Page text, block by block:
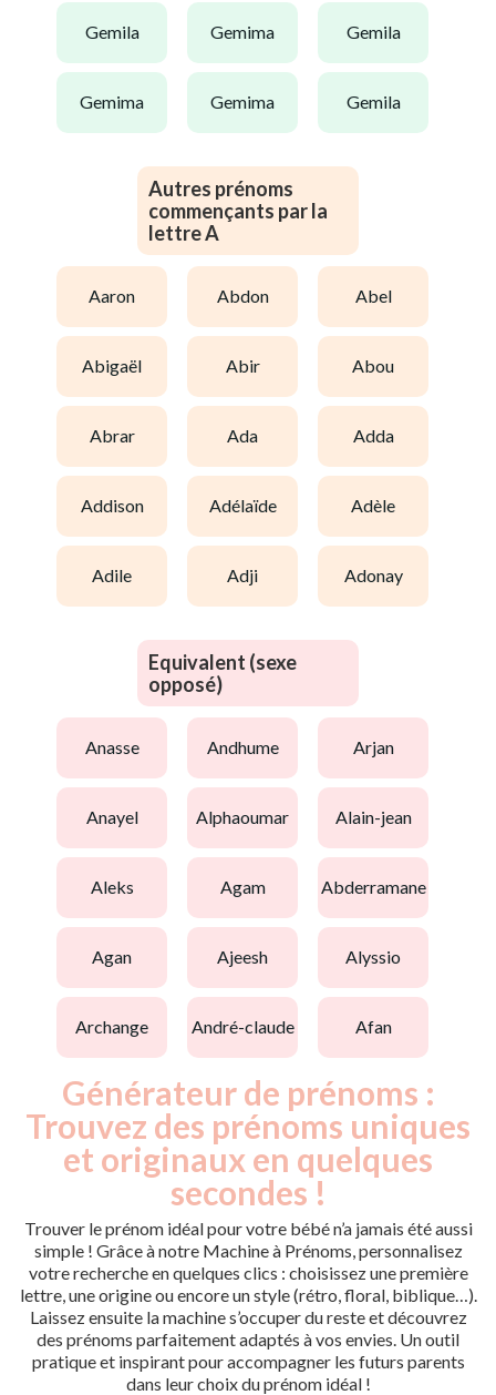
gemila gemima gemila
gemima gemima gemila
Autres prénoms
commençants par la
lettre A
aaron abdon abel
abigaël abir abou
abrar ada adda
addison adélaïde adèle
adile adji adonay
Equivalent (sexe
opposé)
anasse andhume arjan
anayel alphaoumar alain-jean
aleks agam abderramane
agan ajeesh alyssio
archange andré-claude afan
Générateur de prénoms :
Trouvez des prénoms uniques
et originaux en quelques
secondes !
Trouver le prénom idéal pour votre bébé n’a jamais été aussi
simple ! Grâce à notre Machine à Prénoms, personnalisez
votre recherche en quelques clics : choisissez une première
lettre, une origine ou encore un style (rétro, floral, biblique…).
Laissez ensuite la machine s’occuper du reste et découvrez
des prénoms parfaitement adaptés à vos envies. Un outil
pratique et inspirant pour accompagner les futurs parents
dans leur choix du prénom idéal !